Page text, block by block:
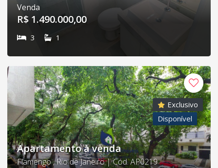
Venda
R$ 1.490.000,00
3 1
Exclusivo
Disponível
Apartamento à venda
Flamengo , Rio de Janeiro | Cód. AP0219